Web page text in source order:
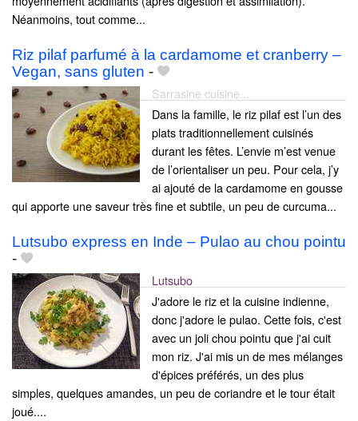
Néanmoins, tout comme...
Riz pilaf parfumé à la cardamome et cranberry –
Vegan, sans gluten -
Sarrasine cuisine...
Dans la famille, le riz pilaf est l’un des
plats traditionnellement cuisinés
durant les fêtes. L’envie m’est venue
de l’orientaliser un peu. Pour cela, j’y
ai ajouté de la cardamome en gousse
qui apporte une saveur très fine et subtile, un peu de curcuma...
Lutsubo express en Inde – Pulao au chou pointu
-
Lutsubo
J'adore le riz et la cuisine indienne,
donc j'adore le pulao. Cette fois, c'est
avec un joli chou pointu que j'ai cuit
mon riz. J'ai mis un de mes mélanges
d'épices préférés, un des plus
simples, quelques amandes, un peu de coriandre et le tour était
joué....